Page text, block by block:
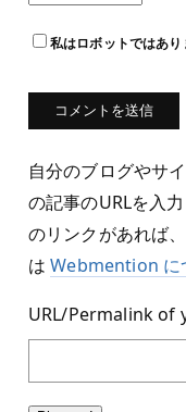
私はロボットではあり
自分のブログやサ
の記事のURLを入
のリンクがあれば
はWebmention に
URL/Permalink of